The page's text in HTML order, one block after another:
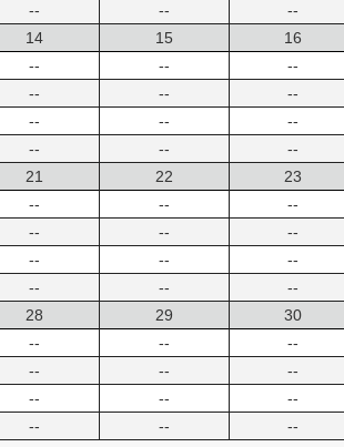
--
--
--
14
--
--
--
--
15
--
--
--
--
16
--
--
--
--
21
--
--
--
--
22
--
--
--
--
23
--
--
--
--
28
--
--
--
--
29
--
--
--
--
30
--
--
--
--